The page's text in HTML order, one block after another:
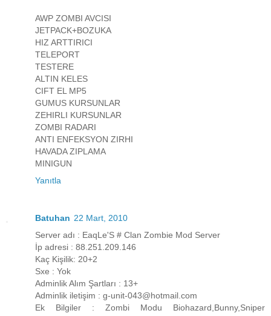
AWP ZOMBI AVCISI
JETPACK+BOZUKA
HIZ ARTTIRICI
TELEPORT
TESTERE
ALTIN KELES
CIFT EL MP5
GUMUS KURSUNLAR
ZEHIRLI KURSUNLAR
ZOMBI RADARI
ANTI ENFEKSYON ZIRHI
HAVADA ZIPLAMA
MINIGUN
Yanıtla
Batuhan 22 Mart, 2010
Server adı : EaqLe'S # Clan Zombie Mod Server
İp adresi : 88.251.209.146
Kaç Kişilik: 20+2
Sxe : Yok
Adminlik Alım Şartları : 13+
Adminlik iletişim : g-unit-043@hotmail.com
Ek Bilgiler : Zombi Modu Biohazard,Bunny,Sniper